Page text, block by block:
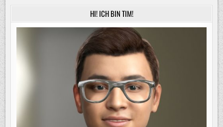
HI! ICH BIN TIM!